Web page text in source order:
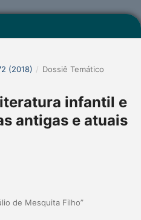
(2018) / Dossiê Temático
infantil e
antigas e atuais
de Mesquita Filho”